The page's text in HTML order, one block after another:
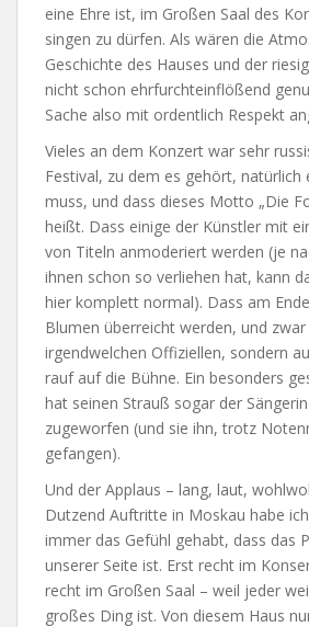
eine Ehre ist, im Großen Saal des
singen zu dürfen. Als wären die
Geschichte des Hauses und der
nicht schon ehrfurchteinflößend
Sache also mit ordentlich Respekt
Vieles an dem Konzert war sehr
Festival, zu dem es gehört,
muss, und dass dieses Motto „Die
heißt. Dass einige der Künstler mit
von Titeln anmoderiert werden (je
ihnen schon so verliehen hat, kann
hier komplett normal). Dass am
Blumen überreicht werden, und
irgendwelchen Offiziellen, sondern
rauf auf die Bühne. Ein besonders
hat seinen Strauß sogar der
zugeworfen (und sie ihn, trotz
gefangen).
Und der Applaus – lang, laut,
Dutzend Auftritte in Moskau habe
immer das Gefühl gehabt, dass das
unserer Seite ist. Erst recht im
recht im Großen Saal – weil jeder
großes Ding ist. Von diesem Haus